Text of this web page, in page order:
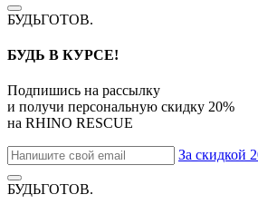
БУДЬГОТОВ.
БУДЬ В КУРСЕ!
Подпишись на рассылку
и получи персональную скидку 20%
на RHINO RESCUE
За скидкой
БУДЬГОТОВ.